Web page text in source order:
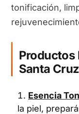
tonificación,
Productos
Santa
Esencia
la piel,